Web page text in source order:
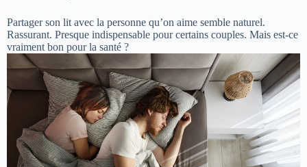
Partager son lit avec la personne qu’on aime semble naturel.
Rassurant. Presque indispensable pour certains couples. Mais est-ce
vraiment bon pour la santé ?